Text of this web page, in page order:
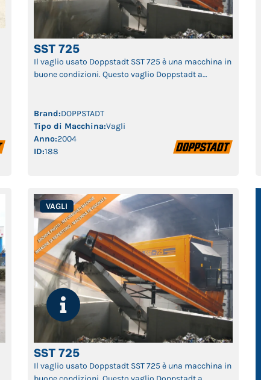
SST 725
Il vaglio usato Doppstadt SST 725 è una macchina in
buone condizioni. Questo vaglio Doppstadt a
usato Doppstadt SST 725 trova spazio negli impianti
di selezione e di trattamento dei rifiuti, come pure
negli impianti di compostaggio. Grazie […]
Brand:DOPPSTADT
Tipo di Macchina:Vagli
Anno:2004
ID:188
VAGLI
SST 725
Il vaglio usato Doppstadt SST 725 è una macchina in